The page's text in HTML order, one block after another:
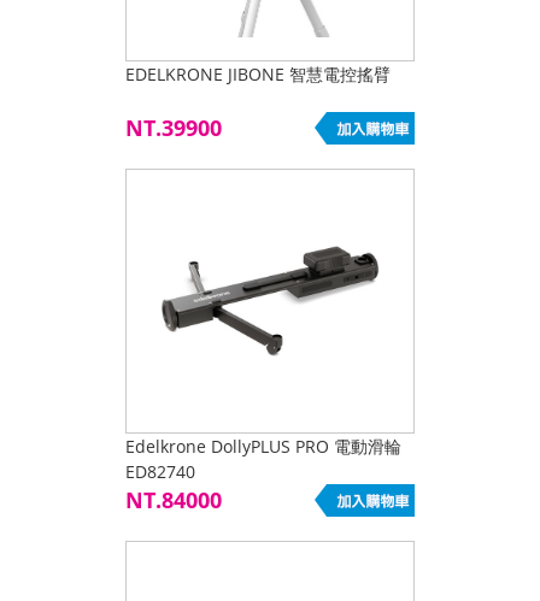
EDELKRONE JIBONE 智慧電控搖臂
NT.39900
Edelkrone DollyPLUS PRO 電動滑輪
ED82740
NT.84000